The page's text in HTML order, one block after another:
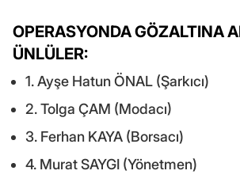
OPERASYONDA GÖZALTINA
ÜNLÜLER:
1. Ayşe Hatun ÖNAL (Şarkıcı)
2. Tolga ÇAM (Modacı)
3. Ferhan KAYA (Borsacı)
4. Murat SAYGI (Yönetmen)